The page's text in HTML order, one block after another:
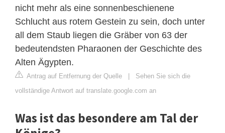
nicht mehr als eine sonnenbeschienene
Schlucht aus rotem Gestein zu sein, doch unter
all dem Staub liegen die Gräber von 63 der
bedeutendsten Pharaonen der Geschichte des
Alten Ägypten.
Antrag auf Entfernung der Quelle | Sehen Sie sich die
vollständige Antwort auf translate.google.com an
Was ist das besondere am Tal der